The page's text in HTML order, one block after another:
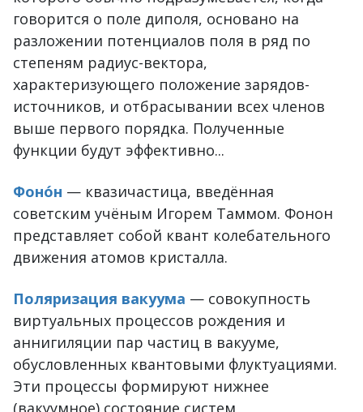
говорится о поле диполя, основано на
разложении потенциалов поля в ряд по
степеням радиус-вектора,
характеризующего положение зарядов-
источников, и отбрасывании всех членов
выше первого порядка. Полученные
функции будут эффективно...
Фоно́н — квазичастица, введённая
советским учёным Игорем Таммом. Фонон
представляет собой квант колебательного
движения атомов кристалла.
Поляризация вакуума — совокупность
виртуальных процессов рождения и
аннигиляции пар частиц в вакууме,
обусловленных квантовыми флуктуациями.
Эти процессы формируют нижнее
(вакуумное) состояние систем